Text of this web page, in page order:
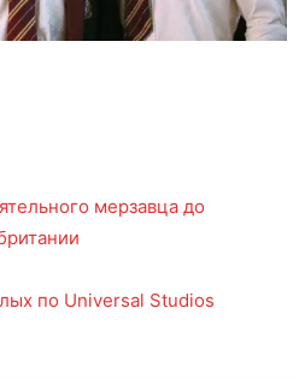
мерзавца до
по Universal Studios